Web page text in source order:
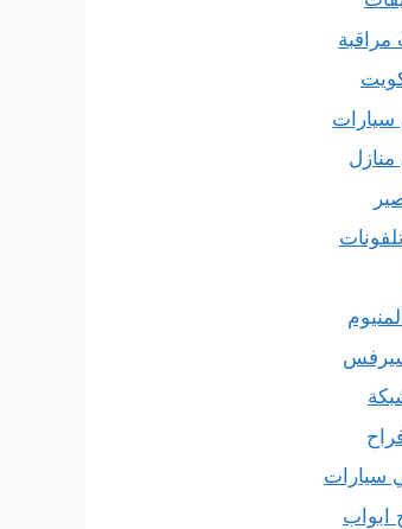
مراقبة
سيارات
منازل
سيارات
ابواب